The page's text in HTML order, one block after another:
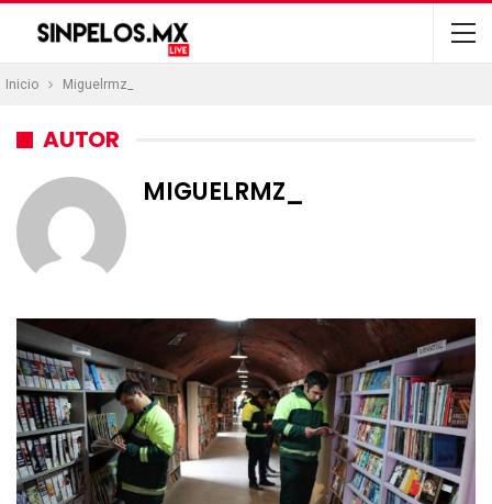
Inicio Miguelrmz_
AUTOR
MIGUELRMZ_